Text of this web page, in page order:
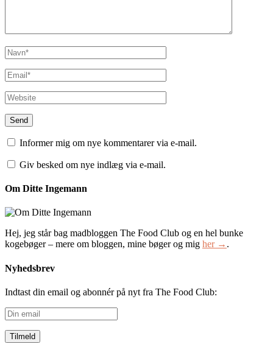
Informer mig om nye kommentarer via e-mail.
Giv besked om nye indlæg via e-mail.
Om Ditte Ingemann
Hej, jeg står bag madbloggen The Food Club og en hel bunke
kogebøger – mere om bloggen, mine bøger og mig her → .
Nyhedsbrev
Indtast din email og abonnér på nyt fra The Food Club:
Din
email